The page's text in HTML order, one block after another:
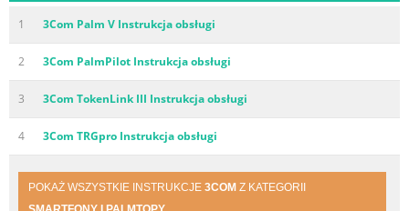
1 3Com Palm V Instrukcja obsługi
2 3Com PalmPilot Instrukcja obsługi
3 3Com TokenLink III Instrukcja obsługi
4 3Com TRGpro Instrukcja obsługi
POKAŻ WSZYSTKIE INSTRUKCJE 3COM Z KATEGORII